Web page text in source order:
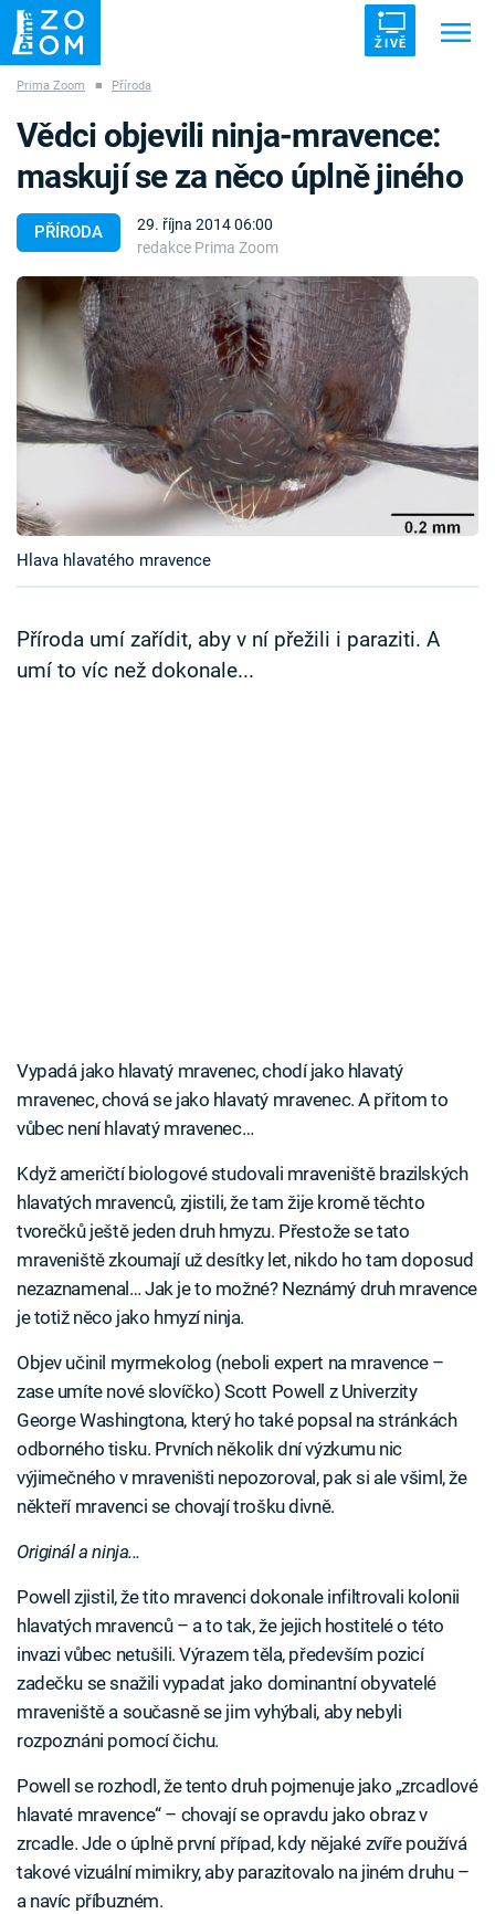
ŽIVĚ
ZÁHADY VETŘELCI DÁVNOVĚKU
Témata
Témata
Pořady
TV Program
Časopis
Sledujte prima+
Přihlášení
Prima Zoom ■ Příroda
PŘÍRODA
29. října 2014 06:00
redakce Prima Zoom
Vědci objevili ninja-mravence:
maskují se za něco úplně jiného
Hlava hlavatého mravence
Příroda umí zařídit, aby v ní přežili i paraziti. A
umí to víc než dokonale...
Vypadá jako hlavatý mravenec, chodí jako hlavatý
mravenec, chová se jako hlavatý mravenec. A přitom to
vůbec není hlavatý mravenec…
Když američtí biologové studovali mraveniště brazilských
hlavatých mravenců, zjistili, že tam žije kromě těchto
tvorečků ještě jeden druh hmyzu. Přestože se tato
mraveniště zkoumají už desítky let, nikdo ho tam doposud
nezaznamenal… Jak je to možné? Neznámý druh mravence
je totiž něco jako hmyzí ninja.
Objev učinil myrmekolog (neboli expert na mravence –
zase umíte nové slovíčko) Scott Powell z Univerzity
George Washingtona, který ho také popsal na stránkách
odborného tisku. Prvních několik dní výzkumu nic
výjimečného v mraveništi nepozoroval, pak si ale všiml, že
někteří mravenci se chovají trošku divně.
Originál a ninja...
Powell zjistil, že tito mravenci dokonale infiltrovali kolonii
hlavatých mravenců – a to tak, že jejich hostitelé o této
invazi vůbec netušili. Výrazem těla, především pozicí
zadečku se snažili vypadat jako dominantní obyvatelé
mraveniště a současně se jim vyhýbali, aby nebyli
rozpoznáni pomocí čichu.
Powell se rozhodl, že tento druh pojmenuje jako „zrcadlové
hlavaté mravence“ – chovají se opravdu jako obraz v
zrcadle. Jde o úplně první případ, kdy nějaké zvíře používá
takové vizuální mimikry, aby parazitovalo na jiném druhu –
a navíc příbuzném.